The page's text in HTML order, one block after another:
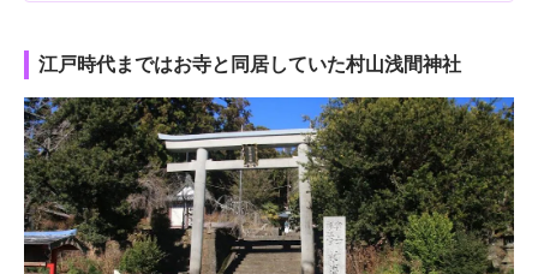
江戸時代まではお寺と同居していた村山浅間神社